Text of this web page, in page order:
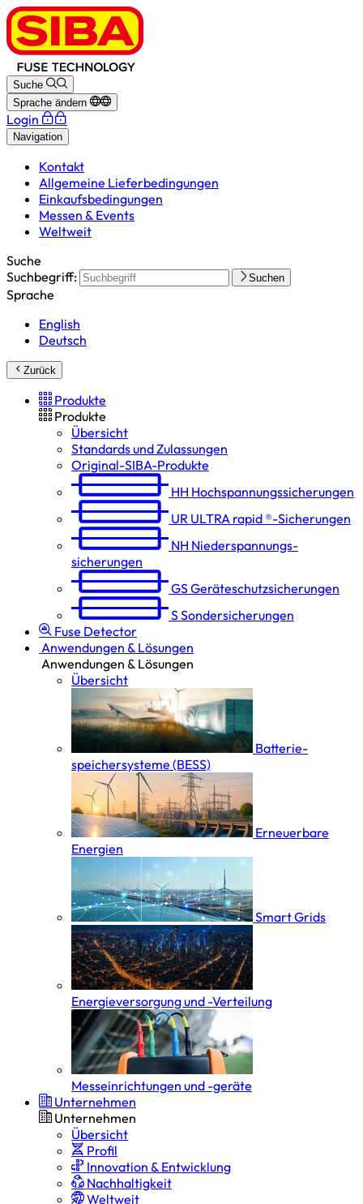
Suche
Sprache ändern
Login
Navigation
Kontakt
Allgemeine Lieferbedingungen
Einkaufsbedingungen
Messen & Events
Weltweit
Suche
Suchbegriff:
Suchen
Sprache
English
Deutsch
Zurück
Produkte
Produkte
Übersicht
Standards und Zulassungen
Original-SIBA-Produkte
HH Hochspannungs­sicherungen
UR ULTRA rapid ®-Sicherungen
NH Niederspannungs­
sicherungen
GSGeräteschutz­sicherungen
SSondersicherungen
Fuse Detector
Anwendungen & Lösungen
Anwendungen & Lösungen
Übersicht
Batterie­
speicher­systeme (BESS)
Erneuerbare
Energien
Smart Grids
Energieversorgung und -Verteilung
Messeinrichtungen und -geräte
Unternehmen
Unternehmen
Übersicht
Profil
Innovation & Entwicklung
Nachhaltigkeit
Weltweit